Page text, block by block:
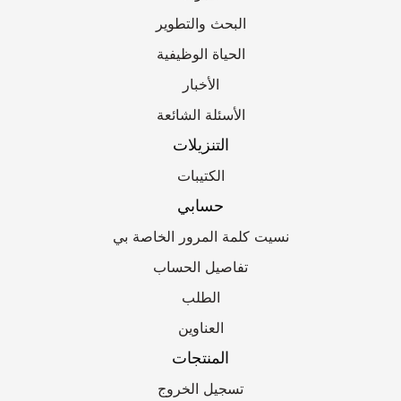
البحث والتطوير
الحياة الوظيفية
الأخبار
الأسئلة الشائعة
التنزيلات
الكتيبات
حسابي
نسيت كلمة المرور الخاصة بي
تفاصيل الحساب
الطلب
العناوين
المنتجات
تسجيل الخروج